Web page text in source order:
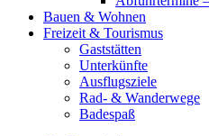
Bauen & Wohnen
Freizeit & Tourismus
Gaststätten
Unterkünfte
Ausflugsziele
Rad- & Wanderwege
Badespaß